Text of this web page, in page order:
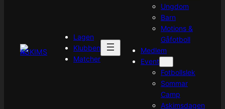
Lagen
Klubben
Matcher
Ungdom
Barn
Motions &
Gåfotboll
Medlem
Event
Fotbollslek
Sommar
Camp
Askimsdagen